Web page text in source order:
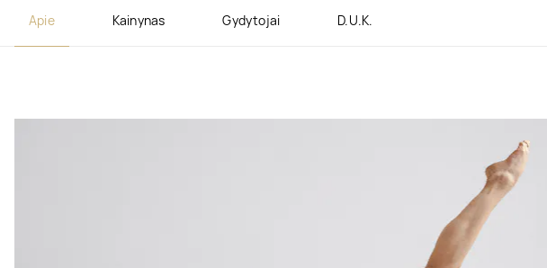
Apie Kainynas Gydytojai D.U.K.